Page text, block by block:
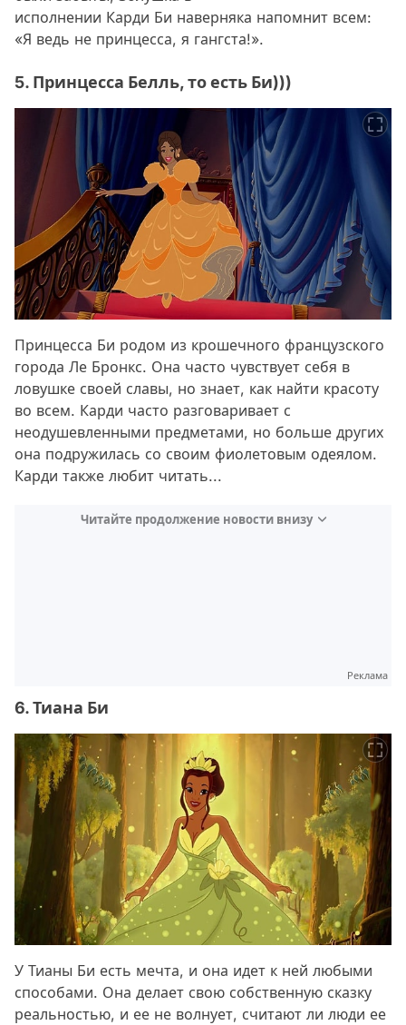
исполнении Карди Би наверняка напомнит всем:
«Я ведь не принцесса, я гангста!».
5. Принцесса Белль, то есть Би)))
Принцесса Би родом из крошечного французского
города Ле Бронкс. Она часто чувствует себя в
ловушке своей славы, но знает, как найти красоту
во всем. Карди часто разговаривает с
неодушевленными предметами, но больше других
она подружилась со своим фиолетовым одеялом.
Карди также любит читать...
Читайте продолжение новости внизу
Реклама
6. Тиана Би
У Тианы Би есть мечта, и она идет к ней любыми
способами. Она делает свою собственную сказку
реальностью, и ее не волнует, считают ли люди ее